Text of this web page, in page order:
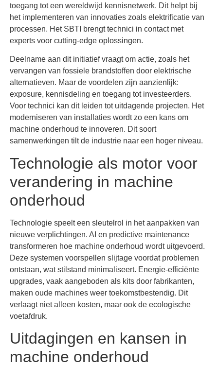
toegang tot een wereldwijd kennisnetwerk. Dit helpt bij
het implementeren van innovaties zoals elektrificatie van
processen. Het SBTI brengt technici in contact met
experts voor cutting-edge oplossingen.
Deelname aan dit initiatief vraagt om actie, zoals het
vervangen van fossiele brandstoffen door elektrische
alternatieven. Maar de voordelen zijn aanzienlijk:
exposure, kennisdeling en toegang tot investeerders.
Voor technici kan dit leiden tot uitdagende projecten. Het
moderniseren van installaties wordt zo een kans om
machine onderhoud te innoveren. Dit soort
samenwerkingen tilt de industrie naar een hoger niveau.
Technologie als motor voor
verandering in machine
onderhoud
Technologie speelt een sleutelrol in het aanpakken van
nieuwe verplichtingen. AI en predictive maintenance
transformeren hoe machine onderhoud wordt uitgevoerd.
Deze systemen voorspellen slijtage voordat problemen
ontstaan, wat stilstand minimaliseert. Energie-efficiënte
upgrades, vaak aangeboden als kits door fabrikanten,
maken oude machines weer toekomstbestendig. Dit
verlaagt niet alleen kosten, maar ook de ecologische
voetafdruk.
Uitdagingen en kansen in
machine onderhoud